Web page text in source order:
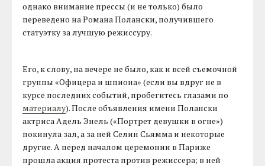
однако внимание прессы (и не только) было
переведено на Романа Полански, получившего
статуэтку за лучшую режиссуру.
Его, к слову, на вечере не было, как и всей съемочной
группы «Офицера и шпиона» (если вы вдруг не в
курсе последних событий, пробегитесь глазами по
материалу). После объявления имени Полански
актриса Адель Энель («Портрет девушки в огне»)
покинула зал, а за ней Селин Сьямма и некоторые
другие. А перед началом церемонии в Париже
прошла акция протеста против режиссера; в ней